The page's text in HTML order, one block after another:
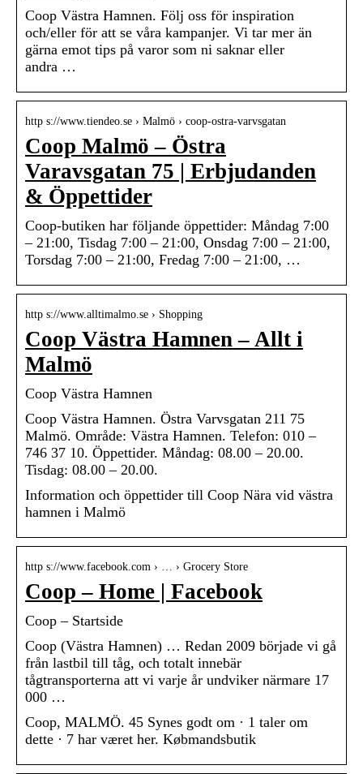
Coop Västra Hamnen. Följ oss för inspiration
och/eller för att se våra kampanjer. Vi tar mer än
gärna emot tips på varor som ni saknar eller
andra …
http s://www.tiendeo.se › Malmö › coop-ostra-varvsgatan
Coop Malmö – Östra
Varavsgatan 75 | Erbjudanden
& Öppettider
Coop-butiken har följande öppettider: Måndag 7:00
– 21:00, Tisdag 7:00 – 21:00, Onsdag 7:00 – 21:00,
Torsdag 7:00 – 21:00, Fredag 7:00 – 21:00, …
http s://www.alltimalmo.se › Shopping
Coop Västra Hamnen – Allt i
Malmö
Coop Västra Hamnen
Coop Västra Hamnen. Östra Varvsgatan 211 75
Malmö. Område: Västra Hamnen. Telefon: 010 –
746 37 10. Öppettider. Måndag: 08.00 – 20.00.
Tisdag: 08.00 – 20.00.
Information och öppettider till Coop Nära vid västra
hamnen i Malmö
http s://www.facebook.com › … › Grocery Store
Coop – Home | Facebook
Coop – Startside
Coop (Västra Hamnen) … Redan 2009 började vi gå
från lastbil till tåg, och totalt innebär
tågtransporterna att vi varje år undviker närmare 17
000 …
Coop, MALMÖ. 45 Synes godt om · 1 taler om
dette · 7 har været her. Købmandsbutik